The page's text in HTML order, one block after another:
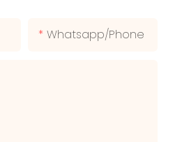
Whatsapp/phone